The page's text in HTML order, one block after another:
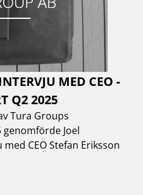
MED CEO -
Q2 2025
Tura Groups
Joel
CEO Stefan Eriksson